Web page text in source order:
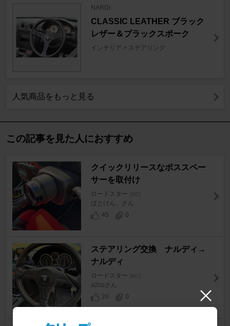
NARDI
CLASSIC LEATHER ブラック
レザー＆ブラックスポーク
インテリア > ステアリング
人気商品をもっと見る
この記事を見た人におすすめ
クイックリリースなボススペー
サーを取付け
ロードスター [NC]
ぱとけん。さん
45
0
ステアリング交換 ナルディ→
ナルディ
ロードスター [NC]
a2cuさん
20
0